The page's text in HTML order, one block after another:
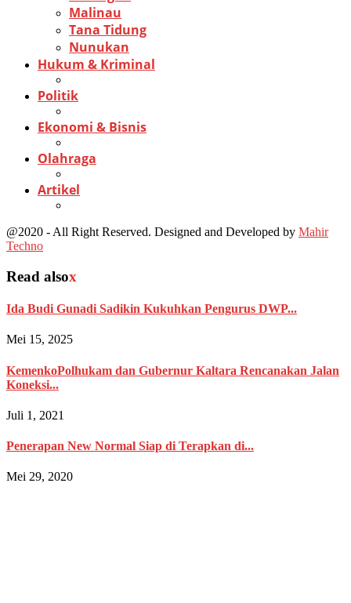
Malinau
Tana Tidung
Nunukan
Hukum & Kriminal
Politik
Ekonomi & Bisnis
Olahraga
Artikel
@2020 - All Right Reserved. Designed and Developed by Mahir
Techno
Read alsox
Ida Budi Gunadi Sadikin Kukuhkan Pengurus DWP...
Mei 15, 2025
KemenkoPolhukam dan Gubernur Kaltara Rencanakan Jalan
Koneksi...
Juli 1, 2021
Penerapan New Normal Siap di Terapkan di...
Mei 29, 2020